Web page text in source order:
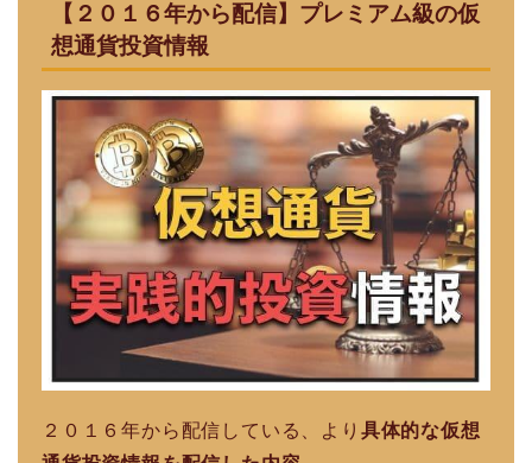
【２０１６年から配信】プレミアム級の仮
想通貨投資情報
２０１６年から配信している、より 具体的な仮想